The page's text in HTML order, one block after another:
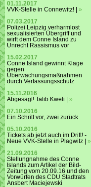
01.11.2017
VVK-Stelle in Connewitz! | »
07.03.2017
Polizei Leipzig verharmlost
sexualisierten Übergriff und
wirft dem Conne Island zu
Unrecht Rassismus vor
15.02.2017
Conne Island gewinnt Klage
gegen
Überwachungsmaßnahmen
durch Verfassungsschutz
15.11.2016
Abgesagt! Talib Kweli | »
07.10.2016
Ein Schritt vor, zwei zurück
05.10.2016
Tickets ab jetzt auch im Drift! -
Neue VVK-Stelle in Plagwitz | »
21.09.2016
Stellungnahme des Conne
Islands zum Artikel der Bild-
Zeitung vom 20.09.16 und den
Vorwürfen des CDU Stadtrats
Ansbert Maciejewski